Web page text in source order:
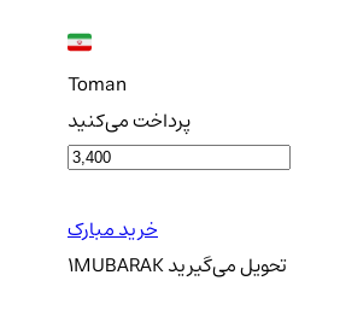
Toman
پرداخت می‌کنید
خرید مبارک
1MUBARAK تحویلمی‌گیرید